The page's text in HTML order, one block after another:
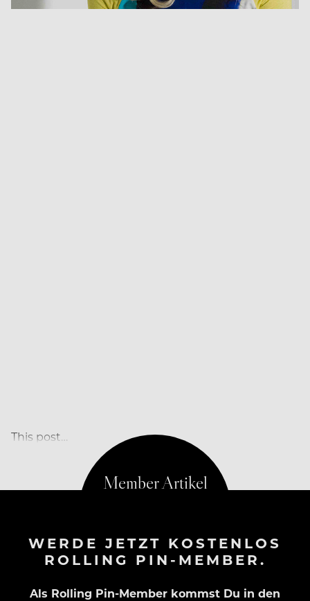
This post…
WERDE JETZT KOSTENLOS
ROLLING PIN-MEMBER.
Als Rolling Pin-Member kommst Du in den